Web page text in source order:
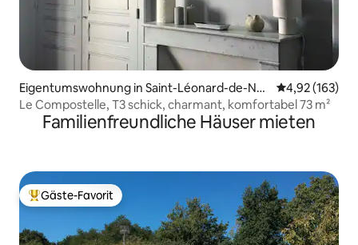
Eigentumswohnung in Saint-Léonard-de-No
blat
4,92 (163)
Le Compostelle, T3 schick, charmant, komfortabel 73 m²
Familienfreundliche Häuser mieten
Beliebter Gäste-Favorit.
Gäste-Favorit